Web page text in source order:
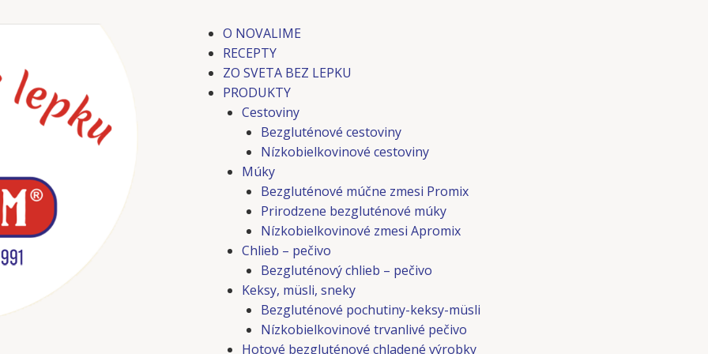
O NOVALIME
RECEPTY
ZO SVETA BEZ LEPKU
PRODUKTY
Cestoviny
Bezgluténové cestoviny
Nízkobielkovinové cestoviny
Múky
Bezgluténové múčne zmesi Promix
Prirodzene bezgluténové múky
Nízkobielkovinové zmesi Apromix
Chlieb – pečivo
Bezgluténový chlieb – pečivo
Keksy, müsli, sneky
Bezgluténové pochutiny-keksy-müsli
Nízkobielkovinové trvanlivé pečivo
Hotové bezgluténové chladené výrobky